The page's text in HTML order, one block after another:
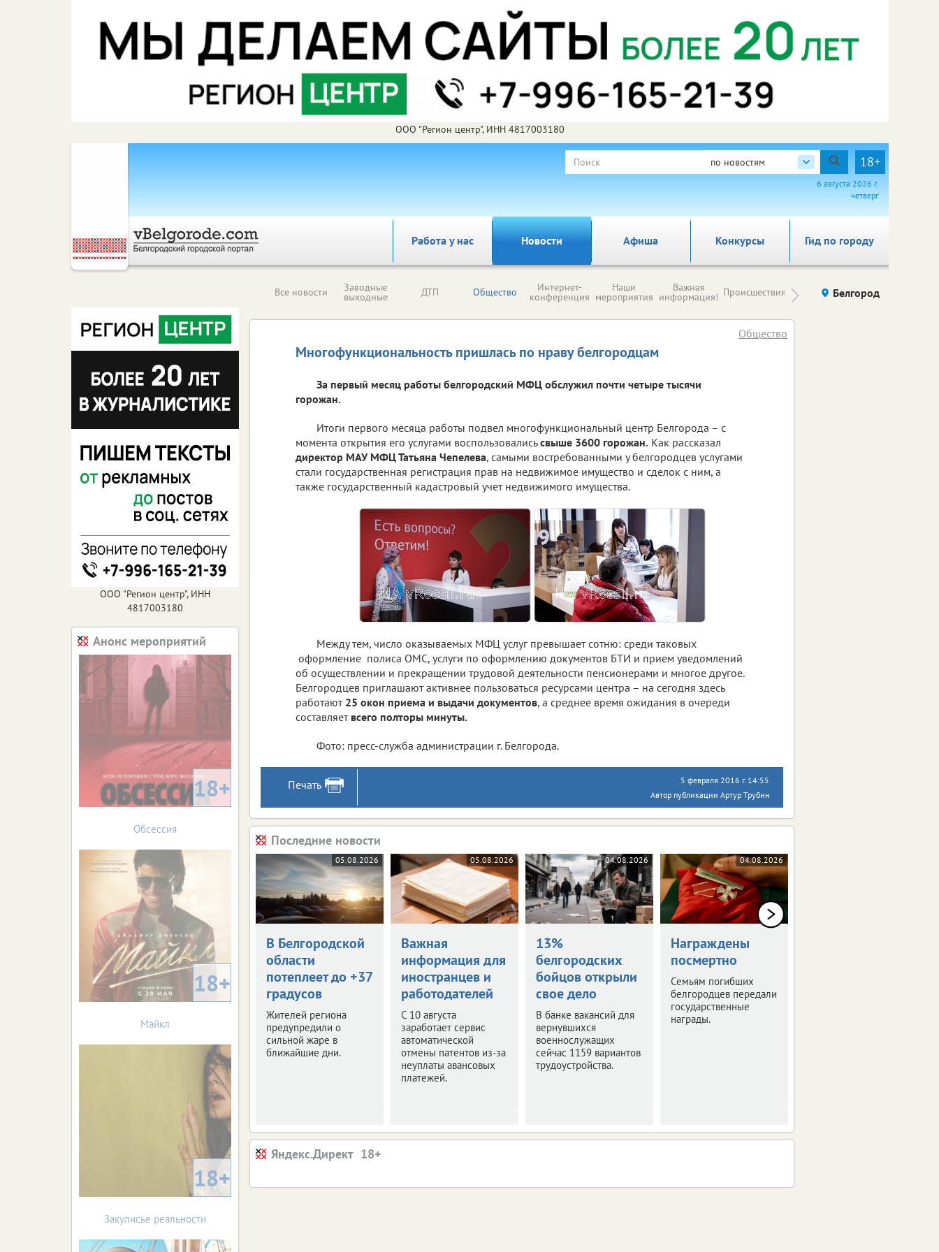
ООО "Регион центр", ИНН 4817003180
по новостям 18+
6 августа 2026 г.
четверг
Работа у нас Новости Афиша Гид по городу
Конкурсы
Все новости Заводные
выходные ДТП Общество Интернет-
конференция
Наши
мероприятия
Важная
информация! Происшествия Здоровье компаний (на
правах
Белгород
Многофункциональность пришлась по нраву белгородцам
Общество
За первый месяц работы белгородский МФЦ обслужил почти четыре тысячи
горожан.
Итоги первого месяца работы подвел многофункциональный центр Белгорода – с
момента открытия его услугами воспользовалисьсвыше 3600 горожан. Как рассказал
директор МАУ МФЦ Татьяна Чепелева, самыми востребованными у белгородцев услугами
стали государственная регистрация прав на недвижимое имущество и сделок с ним, а
также государственный кадастровый учет недвижимого имущества.
Между тем, число оказываемых МФЦ услуг превышает сотню: среди таковых
оформление полиса ОМС, услуги по оформлению документов БТИ и прием уведомлений
об осуществлении и прекращении трудовой деятельности пенсионерами и многое другое.
Белгородцев приглашают активнее пользоваться ресурсами центра – на сегодня здесь
работают 25 окон приема и выдачи документов, а среднее время ожидания в очереди
составляет всего полторы минуты.
Фото: пресс-служба администрации г. Белгорода.
Печать
5 февраля 2016 г. 14:55
Автор публикации Артур Трубин
Последние новости
05.08.2026
В Белгородской
области
потеплеет до +37
градусов
Жителей региона
предупредили о
сильной жаре в
ближайшие дни.
05.08.2026
Важная
информация для
иностранцев и
работодателей
С 10 августа
заработает сервис
автоматической
отмены патентов из-за
неуплаты авансовых
платежей.
04.08.2026
13%
белгородских
бойцов открыли
свое дело
В банке вакансий для
вернувшихся
военнослужащих
сейчас 1159 вариантов
трудоустройства.
04.08.2026
Награждены
посмертно
Семьям погибших
белгородцев передали
государственные
награды.
Яндекс.Директ
ООО "Регион центр", ИНН
4817003180
Анонс мероприятий
18+
Обсессия
18+
Майкл
18+
Закулисье реальности